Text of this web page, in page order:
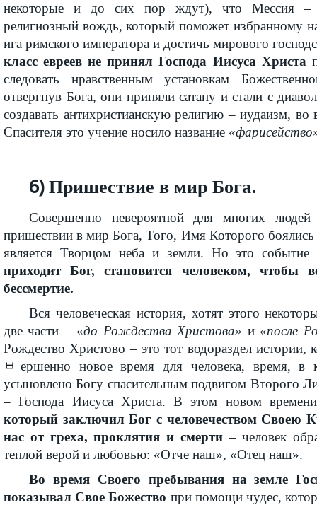
некоторые и до сих пор ждут), что Мессия –
религиозный вождь, который поможет избранному
ига римского императора и достичь мирового
класс евреев не принял Господа Иисуса Христа
следовать нравственным установкам
отвергнув Бога, они приняли сатану и стали с
создавать антихристианскую религию – иудаизм,
Спасителя это учение носило название
6) Пришествие в мир Бога.
Совершенно невероятной для многих
пришествии в мир Бога, Того, Имя Которого боялись
является Творцом неба и земли. Но это
приходит Бог, становится человеком, чтобы
бессмертие.
Вся человеческая история, хотят этого
две части – «до Рождества Христова» и «после
Рождество Христово – это тот водораздел истории,
ﾲершенно новое время для человека, время, в
усыновлено Богу спасительным подвигом Второго
– Господа Иисуса Христа. В этом новом
который заключил Бог с человечеством Своею
нас от греха, проклятия и смерти– человек
теплой верой и любовью: «Отче наш», «Отец наш».
Во время Своего пребывания на земле
показывал Свое Божество при помощи чудес,